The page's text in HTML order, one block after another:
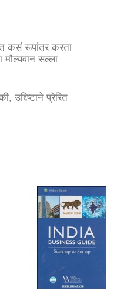
कसं रूपांतर करता
मौल्यवान सल्ला
उद्दिष्टाने प्रेरित